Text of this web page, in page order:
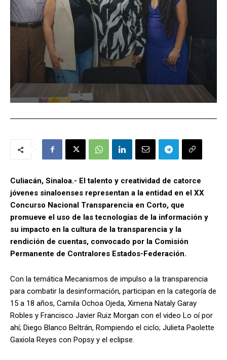
Culiacán, Sinaloa.- El talento y creatividad de catorce
jóvenes sinaloenses representan a la entidad en el XX
Concurso Nacional Transparencia en Corto, que
promueve el uso de las tecnologías de la información y
su impacto en la cultura de la transparencia y la
rendición de cuentas, convocado por la Comisión
Permanente de Contralores Estados-Federación.
Con la temática Mecanismos de impulso a la transparencia
para combatir la desinformación, participan en la categoría de
15 a 18 años, Camila Ochoa Ojeda, Ximena Nataly Garay
Robles y Francisco Javier Ruiz Morgan con el video Lo oí por
ahí; Diego Blanco Beltrán, Rompiendo el ciclo; Julieta Paolette
Gaxiola Reyes con Popsy y el eclipse.